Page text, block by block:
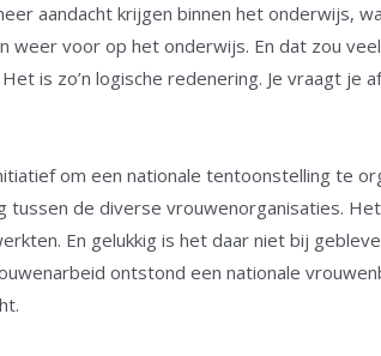
aandacht krijgen binnen het onderwijs,
weer voor op het onderwijs. En dat zou
is zo’n logische redenering. Je vraagt je
om een nationale tentoonstelling te
tussen de diverse vrouwenorganisaties.
En gelukkig is het daar niet bij
ontstond een nationale